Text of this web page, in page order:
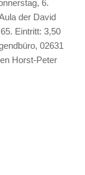
6.
der David
Eintritt: 3,50
02631
Horst-Peter